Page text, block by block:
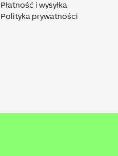
Płatność i wysyłka
Polityka prywatności